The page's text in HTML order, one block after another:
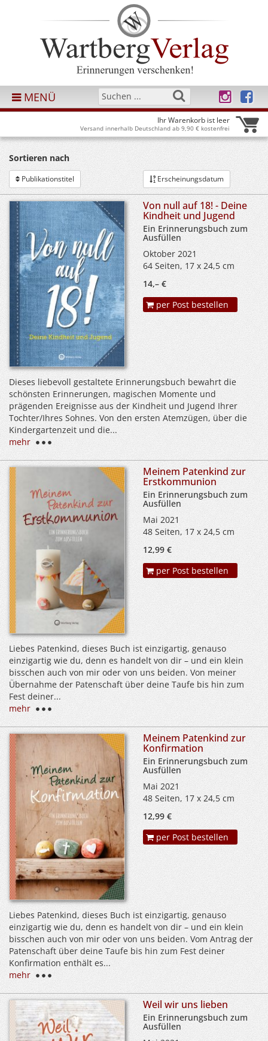
MENÜ
Ihr Warenkorb ist leer
Versand innerhalb Deutschland ab 9,90 € kostenfrei
Sortieren nach
Publikationstitel Erscheinungsdatum
Von null auf 18! - Deine
Kindheit und Jugend
Ein Erinnerungsbuch zum
Ausfüllen
Oktober 2021
64 Seiten, 17 x 24,5 cm
14,– €
per Post bestellen
Dieses liebevoll gestaltete Erinnerungsbuch bewahrt die
schönsten Erinnerungen, magischen Momente und
prägenden Ereignisse aus der Kindheit und Jugend Ihrer
Tochter/Ihres Sohnes. Von den ersten Atemzügen, über die
Kindergartenzeit und die...
mehr
Meinem Patenkind zur
Erstkommunion
Ein Erinnerungsbuch zum
Ausfüllen
Mai 2021
48 Seiten, 17 x 24,5 cm
12,99 €
per Post bestellen
Liebes Patenkind, dieses Buch ist einzigartig, genauso
einzigartig wie du, denn es handelt von dir – und ein klein
bisschen auch von mir oder von uns beiden. Von meiner
Übernahme der Patenschaft über deine Taufe bis hin zum
Fest deiner...
mehr
Meinem Patenkind zur
Konfirmation
Ein Erinnerungsbuch zum
Ausfüllen
Mai 2021
48 Seiten, 17 x 24,5 cm
12,99 €
per Post bestellen
Liebes Patenkind, dieses Buch ist einzigartig, genauso
einzigartig wie du, denn es handelt von dir – und ein klein
bisschen auch von mir oder von uns beiden. Vom Antrag der
Patenschaft über deine Taufe bis hin zum Fest deiner
Konfirmation enthält es...
mehr
Weil wir uns lieben
Ein Erinnerungsbuch zum
Ausfüllen